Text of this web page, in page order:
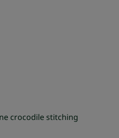
crocodile stitching